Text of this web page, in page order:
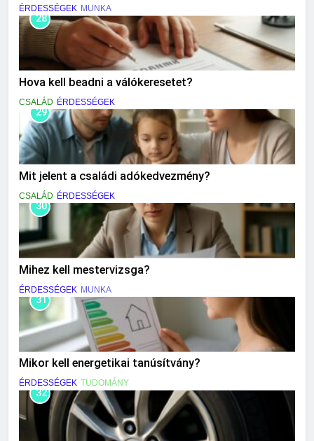
ÉRDESSÉGEK MUNKA
28
Hova kell beadni a válókeresetet?
CSALÁD ÉRDESSÉGEK
29
Mit jelent a családi adókedvezmény?
CSALÁD ÉRDESSÉGEK
30
Mihez kell mestervizsga?
ÉRDESSÉGEK MUNKA
31
Mikor kell energetikai tanúsítvány?
ÉRDESSÉGEK TUDOMÁNY
32